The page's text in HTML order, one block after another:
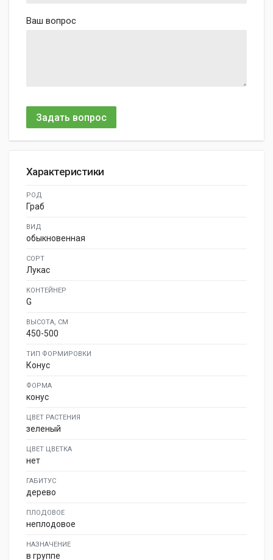
Ваш вопрос
Задать вопрос
Характеристики
РОД
Граб
ВИД
обыкновенная
СОРТ
Лукас
КОНТЕЙНЕР
G
ВЫСОТА, СМ
450-500
ТИП ФОРМИРОВКИ
Конус
ФОРМА
конус
ЦВЕТ РАСТЕНИЯ
зеленый
ЦВЕТ ЦВЕТКА
нет
ГАБИТУС
дерево
ПЛОДОВОЕ
неплодовое
НАЗНАЧЕНИЕ
в группе